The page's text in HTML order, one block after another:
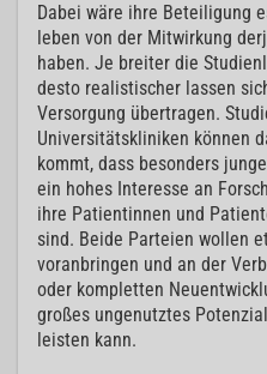
Dabei wäre ihre Beteiligung
leben von der Mitwirkung
haben. Je breiter die
desto realistischer lassen
Versorgung übertragen.
Universitätskliniken können
kommt, dass besonders
ein hohes Interesse an
ihre Patientinnen und
sind. Beide Parteien wollen
voranbringen und an der
oder kompletten
großes ungenutztes
leisten kann.